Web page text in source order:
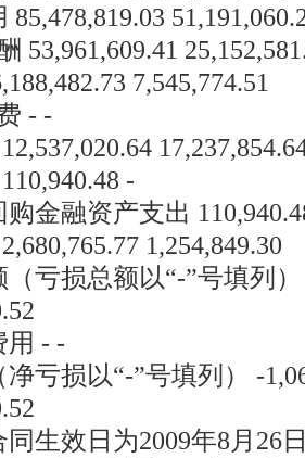
53,961,609.41
7,545,774.51
- -
-
金融资产支出
1,254,849.30
亏损总额以“-”号填列）
用 - -
亏损以“-”号填列） -
生效日为2009年8月26